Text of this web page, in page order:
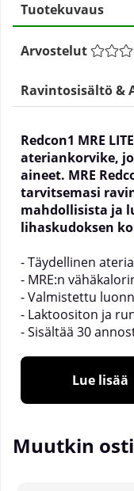
Tuotekuvaus
Arvostelut
Ravintosisältö &
Redcon1 MRE
ateriankorvike,
aineet. MRE
tarvitsemasi
mahdollisista ja
lihaskudoksen
- Täydellinen
- MRE:n
- Valmistettu
- Laktoositon ja
- Sisältää 30
Redcon1:n MRE
naudasta,
terveellisiä etuja
Jokainen annos
g proteiinia. Ei
Lue lisää
Muutkin